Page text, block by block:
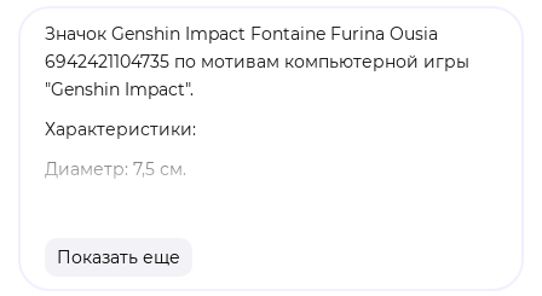
Значок Genshin Impact Fontaine Furina Ousia
6942421104735 по мотивам компьютерной игры
"Genshin Impact".
Характеристики:
Диаметр: 7,5 см.
Оригинальный и официально лицензированный
Показать еще